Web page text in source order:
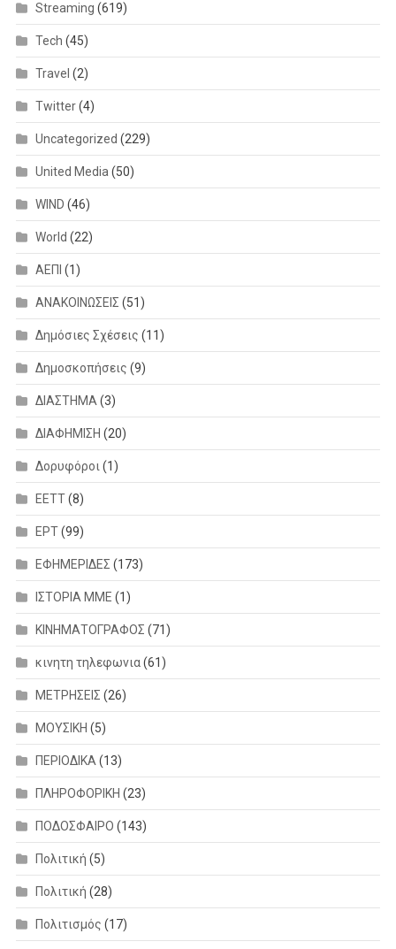
Streaming (619)
Tech (45)
Travel (2)
Twitter(4)
Uncategorized (229)
United Media (50)
WIND (46)
World (22)
ΑΕΠΙ (1)
ΑΝΑΚΟΙΝΩΣΕΙΣ (51)
Δημόσιες Σχέσεις (11)
Δημοσκοπήσεις (9)
ΔΙΑΣΤΗΜΑ (3)
ΔΙΑΦΗΜΙΣΗ (20)
Δορυφόροι (1)
ΕΕΤΤ(8)
ΕΡΤ(99)
ΕΦΗΜΕΡΙΔΕΣ (173)
ΙΣΤΟΡΙΑ ΜΜΕ (1)
ΚΙΝΗΜΑΤΟΓΡΑΦΟΣ (71)
κινητη τηλεφωνια(61)
ΜΕΤΡΗΣΕΙΣ (26)
ΜΟΥΣΙΚΗ (5)
ΠΕΡΙΟΔΙΚΑ (13)
ΠΛΗΡΟΦΟΡΙΚΗ (23)
ΠΟΔΟΣΦΑΙΡΟ (143)
Πολιτική (5)
Πολιτική (28)
Πολιτισμός (17)